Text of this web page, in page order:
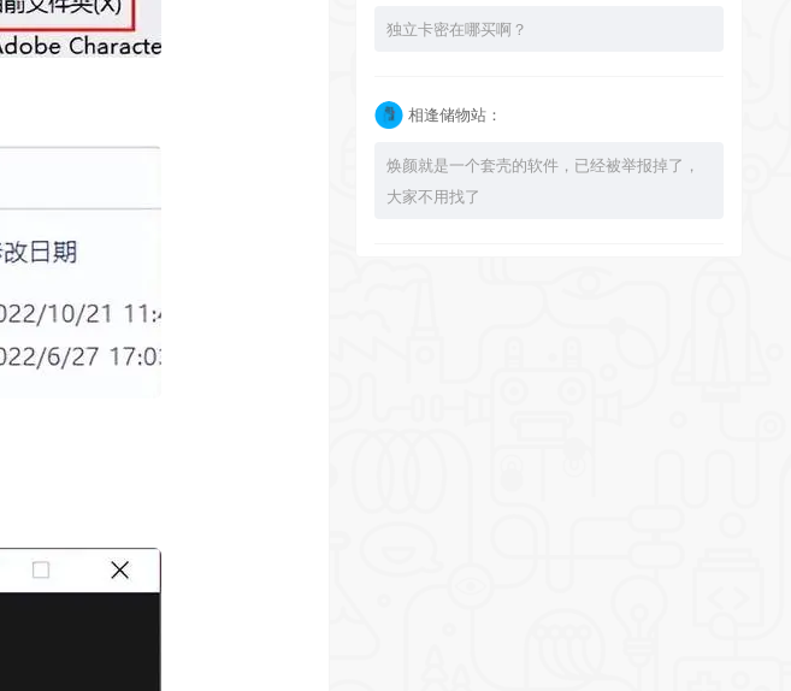
独立卡密在哪买啊？
相逢储物站：
焕颜就是一个套壳的软件，已经被举报掉了，
大家不用找了